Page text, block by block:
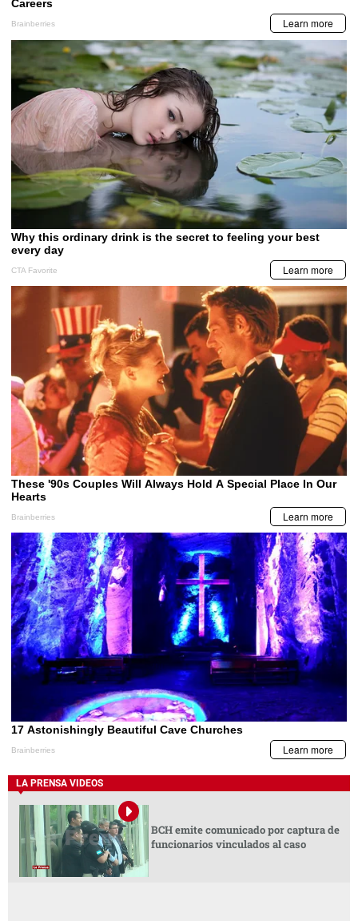
LA PRENSA VIDEOS
BCH emite comunicado por captura de
funcionarios vinculados al caso